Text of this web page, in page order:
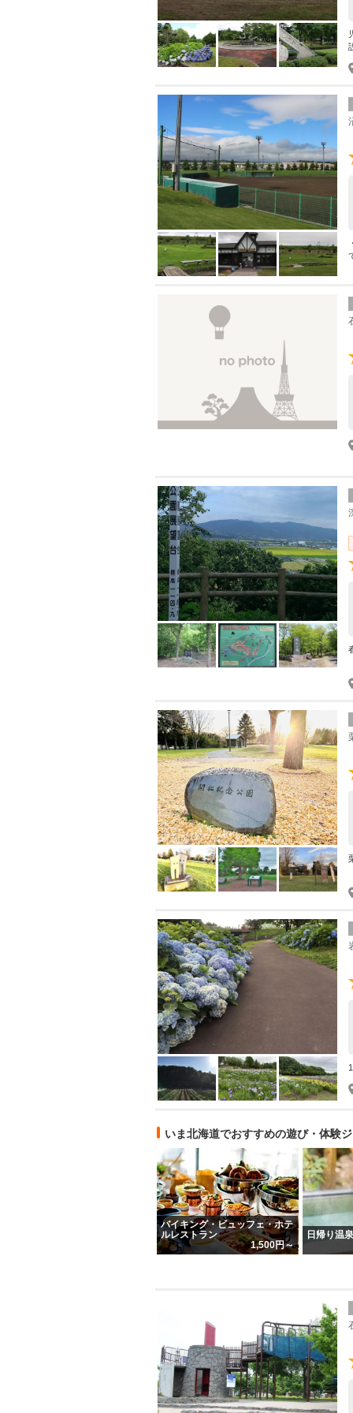
いま北海道でおすすめの遊び・体験
バイキング・ビュッフェ・ホテ
ルレストラン
1,500円～
日帰り温泉